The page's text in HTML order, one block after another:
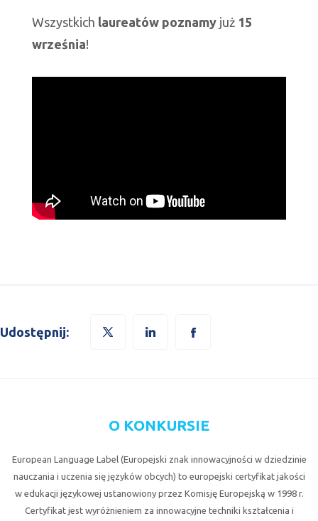
Wszystkich laureatów poznamy już 15
września!
Udostępnij:
O KONKURSIE
European Language Label (Europejski znak innowacyjności w dziedzinie
nauczania i uczenia się języków obcych) to europejski certyfikat jakości
w edukacji językowej ustanowiony przez Komisję Europejską w 1998 r.
Certyfikat jest wyróżnieniem za innowacyjne techniki kształcenia i